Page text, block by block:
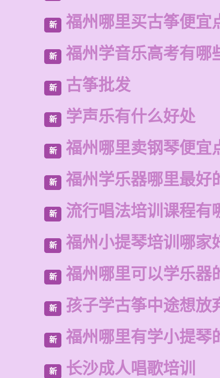
新 福州哪里买古筝便宜
新 福州学音乐高考有哪
新 古筝批发
新 学声乐有什么好处
新 福州哪里卖钢琴便宜
新 福州学乐器哪里最好
新 流行唱法培训课程有
新 福州小提琴培训哪家
新 福州哪里可以学乐器
新 孩子学古筝中途想放
新 福州哪里有学小提琴
新 长沙成人唱歌培训